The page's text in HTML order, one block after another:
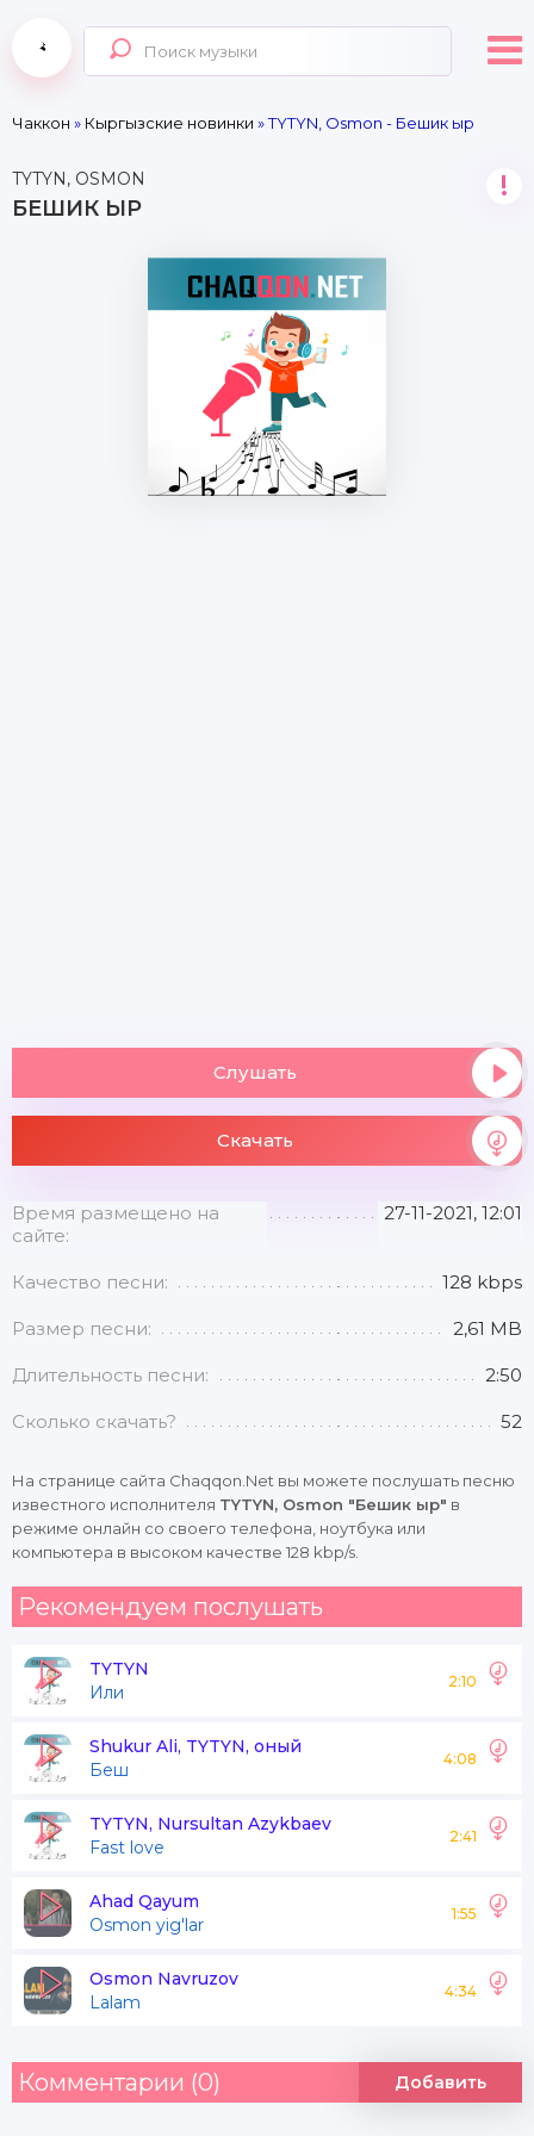
Чаккон » Кыргызские новинки » TYTYN, Osmon - Бешик ыр
TYTYN, OSMON
БЕШИК ЫР
!
Слушать
Скачать
Время размещено на
сайте:
27-11-2021, 12:01
Качество песни: 128 kbps
Размер песни: 2,61 MB
Длительность песни: 2:50
Сколько скачать? 52
На странице сайта Chaqqon.Net вы можете послушать песню
известного исполнителя TYTYN, Osmon "Бешик ыр" в
режиме онлайн со своего телефона, ноутбука или
компьютера в высоком качестве 128 kbp/s.
Рекомендуем послушать
TYTYN
Или
2:10
Shukur Ali, TYTYN, оный
Беш
4:08
TYTYN, Nursultan Azykbaev
Fast love
2:41
Ahad Qayum
Osmon yig'lar
1:55
Osmon Navruzov
Lalam
4:34
Комментарии (0) Добавить